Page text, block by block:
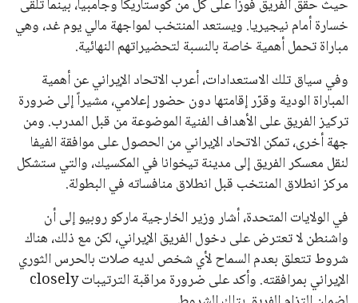
يبدو أن السويسري جياني إنفانتينو في طريقه للاحتفاظ بمنصبه
كرئيس للاتحاد الدولي لكرة القدم “فيفا” لفترة رابعة، بعد أن حصل
على تأييد واسع من أكثر من 200 اتحاد وطني من أصل 211 في
الجمعية العمومية. مما يعزز فرصته للفوز في الانتخابات المقررة عام
2027، ويجعله المرشح الأكثر حظًا حتى الآن.